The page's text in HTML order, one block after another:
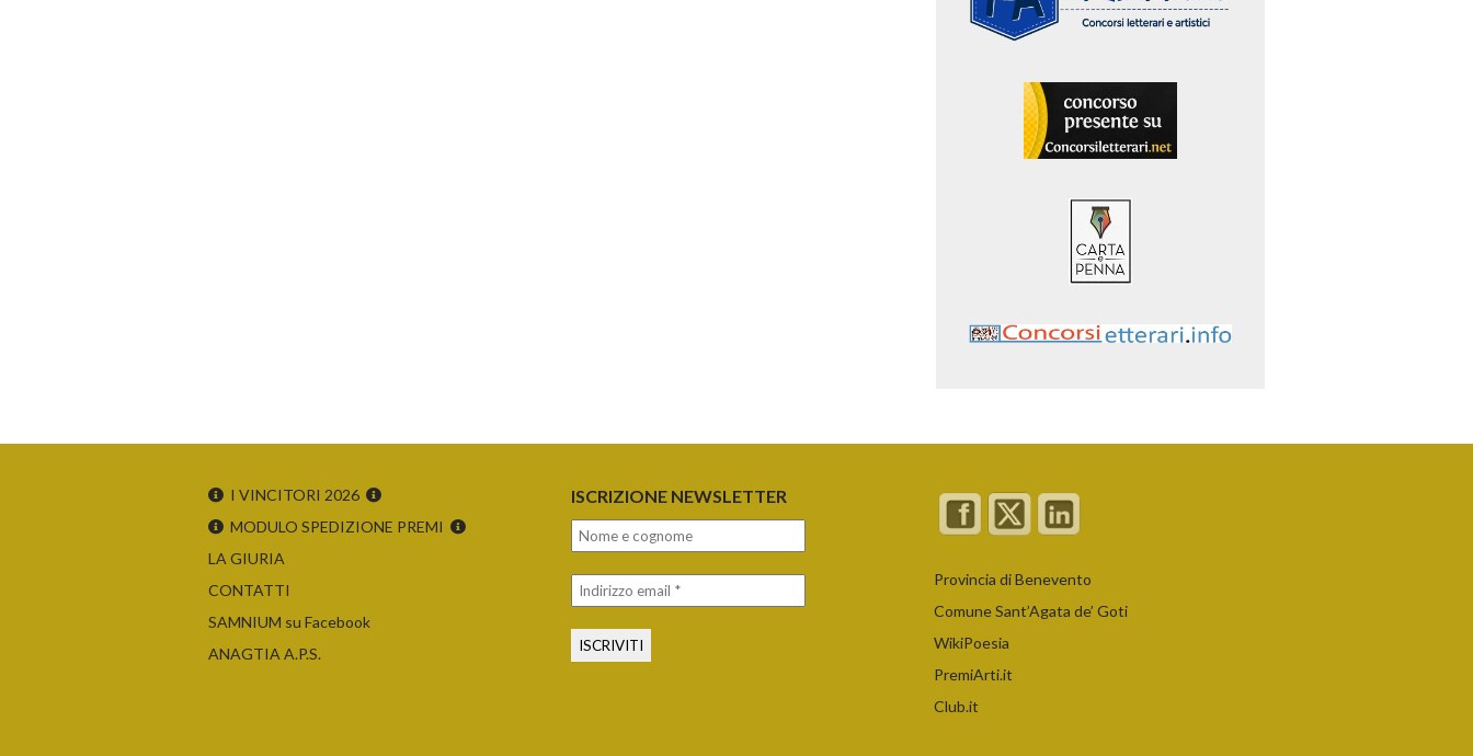
I VINCITORI 2026
MODULO SPEDIZIONE PREMI
LA GIURIA
CONTATTI
SAMNIUM su Facebook
ANAGTIA A.P.S.
ISCRIZIONE NEWSLETTER
Provincia di Benevento
Comune Sant’Agata de’ Goti
WikiPoesia
PremiArti.it
Club.it